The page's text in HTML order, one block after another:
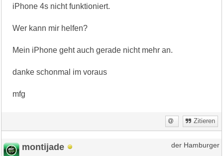
iPhone 4s nicht funktioniert.
Wer kann mir helfen?
Mein iPhone geht auch gerade nicht mehr an.
danke schonmal im voraus
mfg
Zitieren
montijade der Hamburger